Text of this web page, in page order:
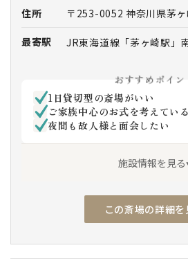
住所 〒253-0052 神奈川県茅
最寄駅 JR東海道線「茅ヶ崎駅」
おすすめポイン
1日貸切型の斎場がいい
ご家族中心のお式を考えている
夜間も故人様と面会したい
施設情報を見る
アクセス良 駅チカ 駐車
車椅子貸出し 通夜対応 親族
この斎場の詳細を